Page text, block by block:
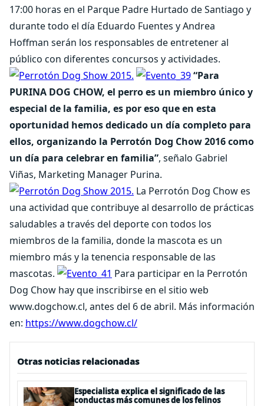
17:00 horas en el Parque Padre Hurtado de Santiago y
durante todo el día Eduardo Fuentes y Andrea
Hoffman serán los responsables de entretener al
público con diferentes concursos y actividades.
“Para
PURINA DOG CHOW, el perro es un miembro único y
especial de la familia, es por eso que en esta
oportunidad hemos dedicado un día completo para
ellos, organizando la Perrotón Dog Chow 2016 como
un día para celebrar en familia”, señalo Gabriel
Viñas, Marketing Manager Purina.
La Perrotón Dog Chow es
una actividad que contribuye al desarrollo de prácticas
saludables a través del deporte con todos los
miembros de la familia, donde la mascota es un
miembro más y la tenencia responsable de las
mascotas.
Para participar en la Perrotón
Dog Chow hay que inscribirse en el sitio web
www.dogchow.cl, antes del 6 de abril. Más información
en: https://www.dogchow.cl/
Otras noticias relacionadas
Especialista explica el significado de las
conductas más comunes de los felinos